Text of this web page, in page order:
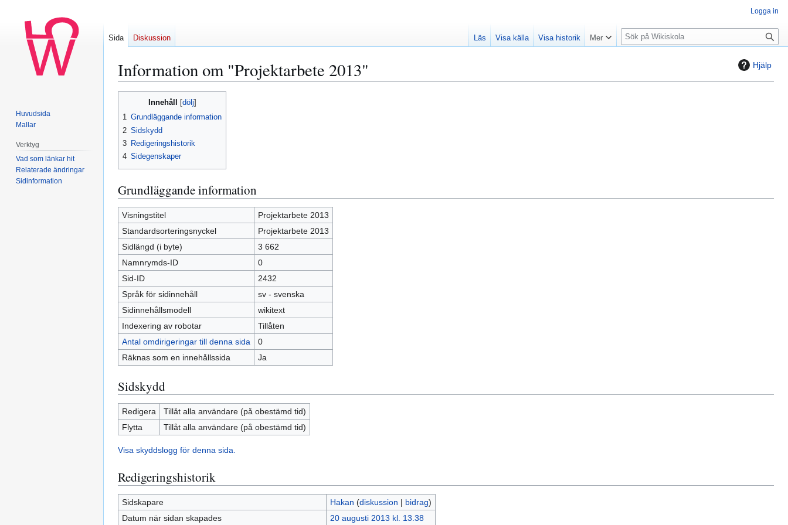
Hjälp
Information om "Projektarbete 2013"
Innehåll
1 Grundläggande information
2 Sidskydd
3 Redigeringshistorik
4 Sidegenskaper
Grundläggande information
Visningstitel
Projektarbete 2013
Standardsorteringsnyckel
Projektarbete 2013
Sidlängd (i byte)
3 662
Namnrymds-ID
0
Sid-ID
2432
Språk för sidinnehåll
sv - svenska
Sidinnehållsmodell
wikitext
Indexering av robotar
Tillåten
Antal omdirigeringar till denna sida
0
Räknas som en innehållssida
Ja
Sidskydd
Redigera
Tillåt alla användare (på obestämd tid)
Flytta
Tillåt alla användare (på obestämd tid)
Visa skyddslogg för denna sida.
Redigeringshistorik
Sidskapare Hakan (diskussion | bidrag)
Datum när sidan skapades
20 augusti 2013 kl. 13.38
Logga in
Sida Diskussion Läs Visa källa Visa historik Mer
S
ö
Huvudsida
Mallar
Verktyg
Vad som länkar hit
Relaterade ändringar
Sidinformation